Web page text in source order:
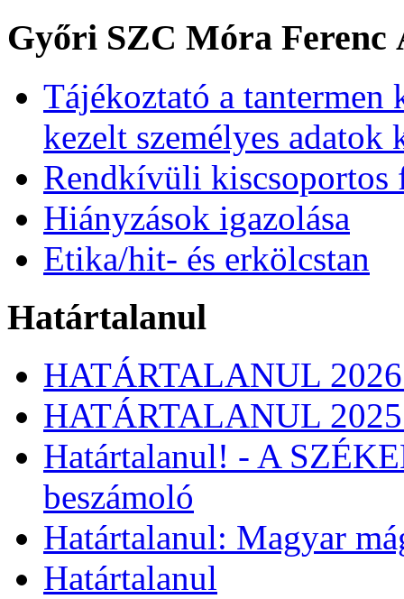
Győri SZC Móra Ferenc
Tájékoztató a
kezelt személyes adatok
Rendkívüli kiscsoportos
Hiányzások igazolása
Etika/hit- és erkölcstan
Határtalanul
HATÁRTALANUL
HATÁRTALANUL
Határtalanul! - A
beszámoló
Határtalanul: Magyar
Határtalanul